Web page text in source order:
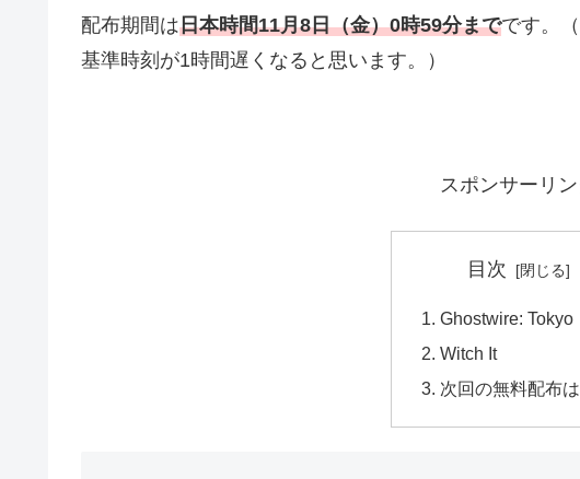
配布期間は日本時間11月8日（金）0時59分までです。
基準時刻が1時間遅くなると思います。）
スポンサーリン
目次
Ghostwire: Tokyo
Witch It
次回の無料配布